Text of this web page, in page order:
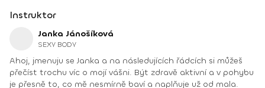
Instruktor
Janka Jánošíková
SEXY BODY
Ahoj, jmenuju se Janka a na následujících řádcích si můžeš
přečíst trochu víc o mojí vášni. Být zdravě aktivní a v pohybu
je přesně to, co mě nesmírně baví a naplňuje už od mala.